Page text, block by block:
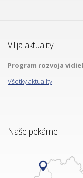
Vilija aktuality
Program rozvoja
Všetky aktuality
Naše pekárne